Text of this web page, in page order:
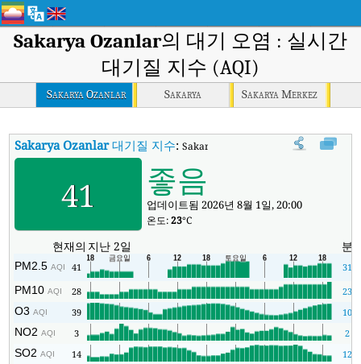
Sakarya Ozanlar의 대기 오염 : 실시간
대기질 지수 (AQI)
Sakarya Ozanlar Sakarya Sakarya Merkez
Sakarya Ozanlar대기질 지수:Sakarya Ozanlar실시간 대기질 지수
41 좋음
업데이트됨 2026년 8월 1일, 20:00
온도:23°C
현재의 지난 2일 분
PM2.5AQI 41 31
PM10AQI 28 23
O3AQI 39 10
NO2AQI 3 2
SO2AQI 14 12